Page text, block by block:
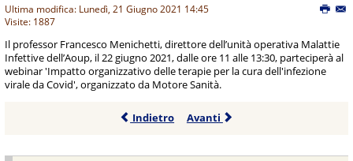
Ultima modifica: Lunedì, 21 Giugno 2021 14:45
Visite: 1887
Il professor Francesco Menichetti, direttore dell’unità operativa Malattie
Infettive dell’Aoup, il 22 giugno 2021, dalle ore 11 alle 13:30, parteciperà al
webinar 'Impatto organizzativo delle terapie per la cura dell'infezione
virale da Covid', organizzato da Motore Sanità.
Indietro Avanti